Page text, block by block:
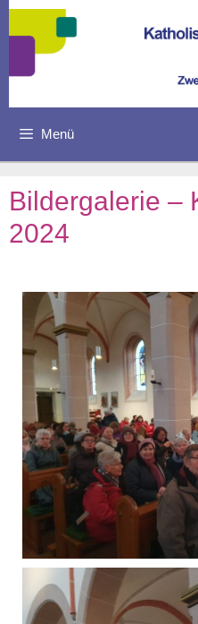
Menü
Bildergalerie –
2024